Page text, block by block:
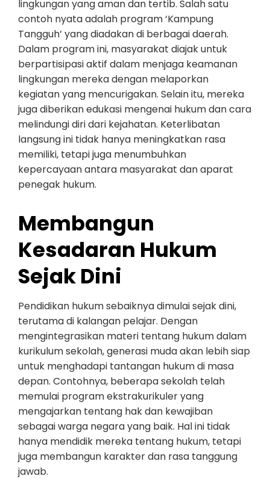
lingkungan yang aman dan tertib. Salah satu
contoh nyata adalah program ‘Kampung
Tangguh’ yang diadakan di berbagai daerah.
Dalam program ini, masyarakat diajak untuk
berpartisipasi aktif dalam menjaga keamanan
lingkungan mereka dengan melaporkan
kegiatan yang mencurigakan. Selain itu, mereka
juga diberikan edukasi mengenai hukum dan cara
melindungi diri dari kejahatan. Keterlibatan
langsung ini tidak hanya meningkatkan rasa
memiliki, tetapi juga menumbuhkan
kepercayaan antara masyarakat dan aparat
penegak hukum.
Membangun
Kesadaran Hukum
Sejak Dini
Pendidikan hukum sebaiknya dimulai sejak dini,
terutama di kalangan pelajar. Dengan
mengintegrasikan materi tentang hukum dalam
kurikulum sekolah, generasi muda akan lebih siap
untuk menghadapi tantangan hukum di masa
depan. Contohnya, beberapa sekolah telah
memulai program ekstrakurikuler yang
mengajarkan tentang hak dan kewajiban
sebagai warga negara yang baik. Hal ini tidak
hanya mendidik mereka tentang hukum, tetapi
juga membangun karakter dan rasa tanggung
jawab.